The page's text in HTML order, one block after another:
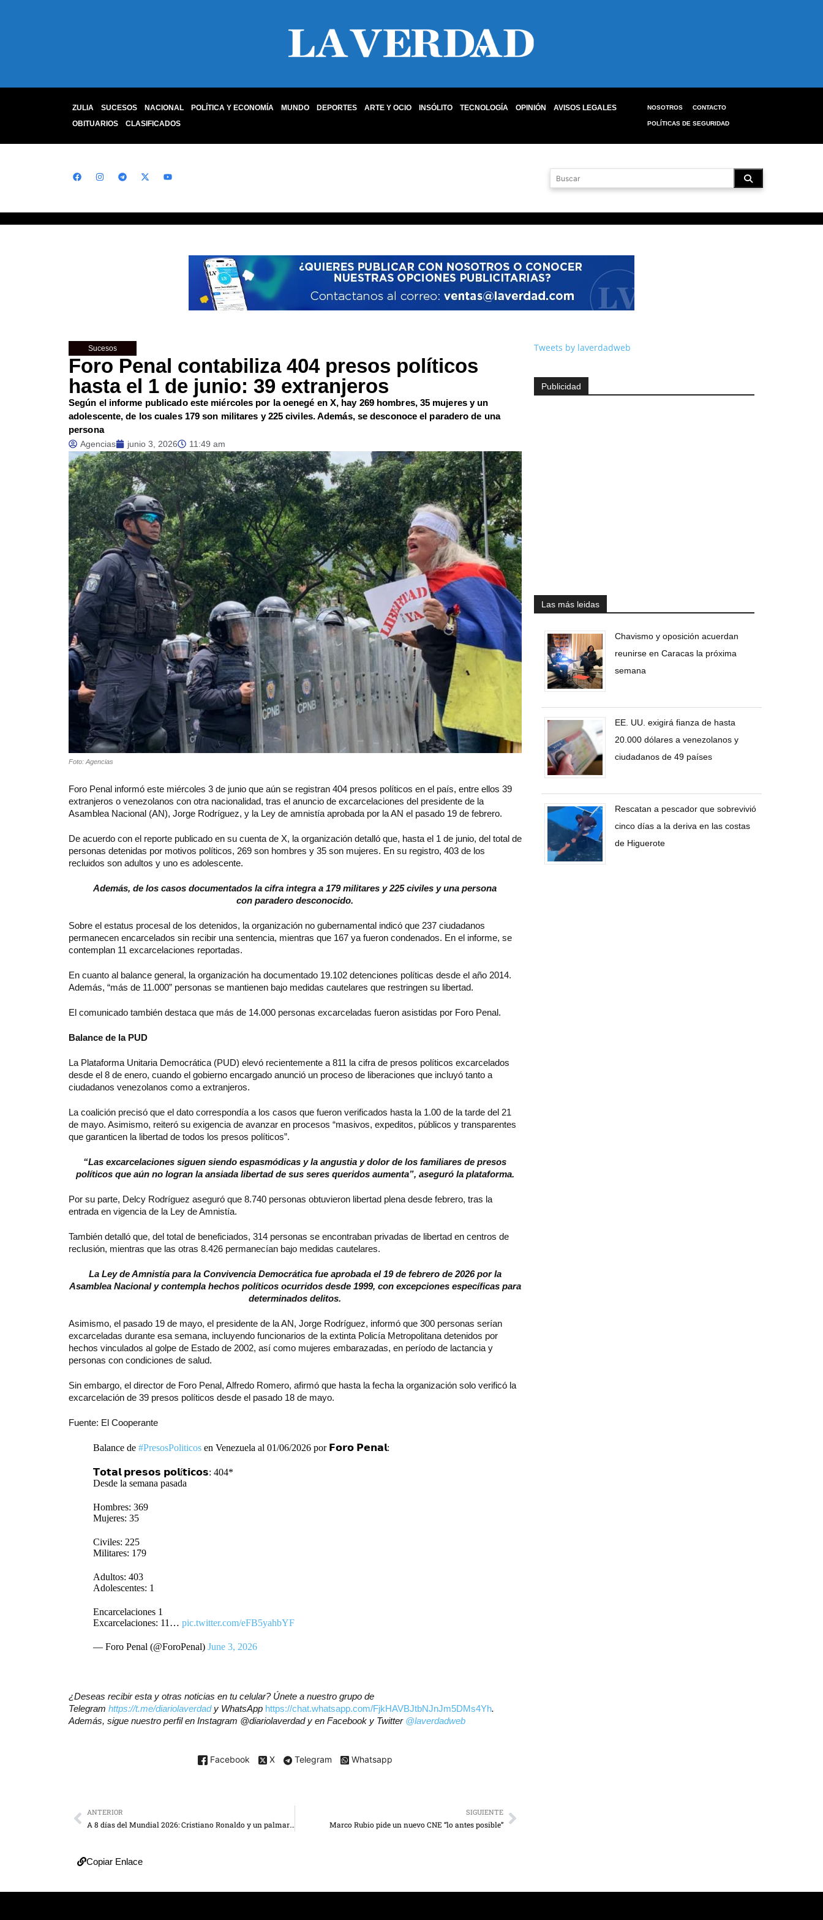
ZULIA SUCESOS NACIONAL POLÍTICA Y ECONOMÍA MUNDO DEPORTES ARTE Y OCIO INSÓLITO TECNOLOGÍA OPINIÓN
AVISOS LEGALES
OBITUARIOS
CLASIFICADOS
NOSOTROS CONTACTO
POLÍTICAS DE SEGURIDAD
Sucesos
Foro Penal contabiliza 404 presos políticos
hasta el 1 de junio: 39 extranjeros
Según el informe publicado este miércoles por la oenegé en X, hay 269 hombres, 35 mujeres y un
adolescente, de los cuales 179 son militares y 225 civiles. Además, se desconoce el paradero de una
persona
Agencias junio 3, 2026 11:49 am
Foto: Agencias
Foro Penal informó este miércoles 3 de junio que aún se registran 404 presos políticos en el país, entre ellos 39
extranjeros o venezolanos con otra nacionalidad, tras el anuncio de excarcelaciones del presidente de la
Asamblea Nacional (AN), Jorge Rodríguez, y la Ley de amnistía aprobada por la AN el pasado 19 de febrero.
De acuerdo con el reporte publicado en su cuenta de X, la organización detalló que, hasta el 1 de junio, del total de
personas detenidas por motivos políticos, 269 son hombres y 35 son mujeres. En su registro, 403 de los
recluidos son adultos y uno es adolescente.
Además, de los casos documentados la cifra integra a 179 militares y 225 civiles y una persona
con paradero desconocido.
Sobre el estatus procesal de los detenidos, la organización no gubernamental indicó que 237 ciudadanos
permanecen encarcelados sin recibir una sentencia, mientras que 167 ya fueron condenados. En el informe, se
contemplan 11 excarcelaciones reportadas.
En cuanto al balance general, la organización ha documentado 19.102 detenciones políticas desde el año 2014.
Además, “más de 11.000” personas se mantienen bajo medidas cautelares que restringen su libertad.
El comunicado también destaca que más de 14.000 personas excarceladas fueron asistidas por Foro Penal.
Balance de la PUD
La Plataforma Unitaria Democrática (PUD) elevó recientemente a 811 la cifra de presos políticos excarcelados
desde el 8 de enero, cuando el gobierno encargado anunció un proceso de liberaciones que incluyó tanto a
ciudadanos venezolanos como a extranjeros.
La coalición precisó que el dato correspondía a los casos que fueron verificados hasta la 1.00 de la tarde del 21
de mayo. Asimismo, reiteró su exigencia de avanzar en procesos “masivos, expeditos, públicos y transparentes
que garanticen la libertad de todos los presos políticos”.
“Las excarcelaciones siguen siendo espasmódicas y la angustia y dolor de los familiares de presos
políticos que aún no logran la ansiada libertad de sus seres queridos aumenta”, aseguró la plataforma.
Por su parte, Delcy Rodríguez aseguró que 8.740 personas obtuvieron libertad plena desde febrero, tras la
entrada en vigencia de la Ley de Amnistía.
También detalló que, del total de beneficiados, 314 personas se encontraban privadas de libertad en centros de
reclusión, mientras que las otras 8.426 permanecían bajo medidas cautelares.
La Ley de Amnistía para la Convivencia Democrática fue aprobada el 19 de febrero de 2026 por la
Asamblea Nacional y contempla hechos políticos ocurridos desde 1999, con excepciones específicas para
determinados delitos.
Asimismo, el pasado 19 de mayo, el presidente de la AN, Jorge Rodríguez, informó que 300 personas serían
excarceladas durante esa semana, incluyendo funcionarios de la extinta Policía Metropolitana detenidos por
hechos vinculados al golpe de Estado de 2002, así como mujeres embarazadas, en período de lactancia y
personas con condiciones de salud.
Sin embargo, el director de Foro Penal, Alfredo Romero, afirmó que hasta la fecha la organización solo verificó la
excarcelación de 39 presos políticos desde el pasado 18 de mayo.
Fuente: El Cooperante
Balance de #PresosPoliticos en Venezuela al 01/06/2026 por 𝗙𝗼𝗿𝗼 𝗣𝗲𝗻𝗮𝗹:
𝗧𝗼𝘁𝗮𝗹 𝗽𝗿𝗲𝘀𝗼𝘀 𝗽𝗼𝗹í𝘁𝗶𝗰𝗼𝘀: 404*
Desde la semana pasada
Hombres: 369
Mujeres: 35
Civiles: 225
Militares: 179
Adultos: 403
Adolescentes: 1
Encarcelaciones 1
Excarcelaciones: 11… pic.twitter.com/eFB5yahbYF
— Foro Penal (@ForoPenal) June 3, 2026
¿Deseas recibir esta y otras noticias en tu celular? Únete a nuestro grupo de
Telegram https://t.me/diariolaverdady WhatsApp https://chat.whatsapp.com/FjkHAVBJtbNJnJm5DMs4Yh.
Además, sigue nuestro perfil en Instagram @diariolaverdady en Facebook y Twitter @laverdadweb
Facebook X Telegram Whatsapp
Tweets by laverdadweb
Publicidad
Las más leidas
Chavismo y oposición acuerdan
reunirse en Caracas la próxima
semana
EE. UU. exigirá fianza de hasta
20.000 dólares a venezolanos y
ciudadanos de 49 países
Rescatan a pescador que sobrevivió
cinco días a la deriva en las costas
de Higuerote
ANTERIOR
A 8 días del Mundial 2026: Cristiano Ronaldo y un palmarés de 8 goles
SIGUIENTE
Marco Rubio pide un nuevo CNE “lo antes posible”
Copiar Enlace